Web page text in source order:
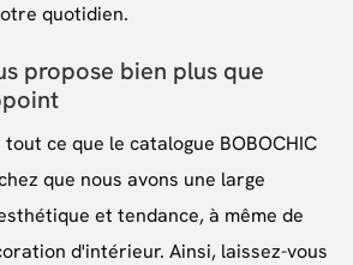
quotidien.
propose bien plus que
ce que le catalogue BOBOCHIC
que nous avons une large
et tendance, à même de
d'intérieur. Ainsi, laissez-vous